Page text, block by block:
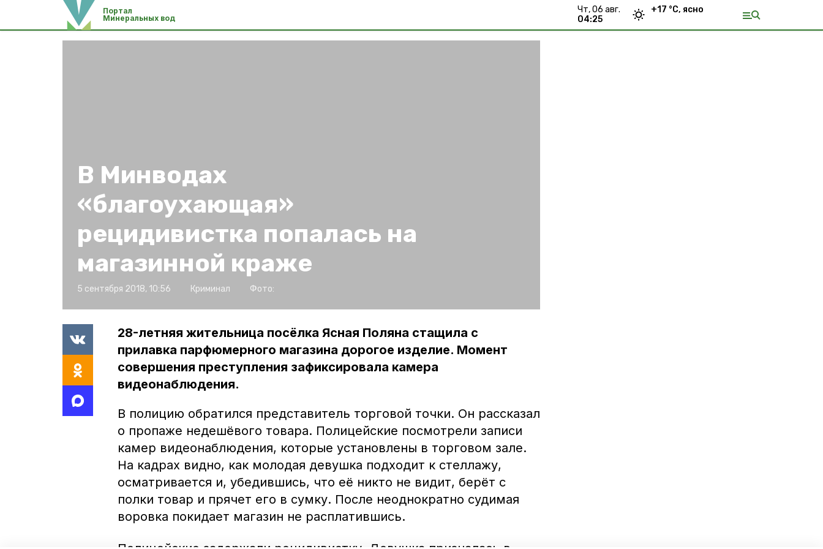
Портал
Минеральных вод
чт, 06 авг.
04:25
+17 °С, ясно
В Минводах
«благоухающая»
рецидивистка попалась на
магазинной краже
5 сентября 2018, 10:56 Криминал Фото:
28-летняя жительница посёлка Ясная Поляна стащила с
прилавка парфюмерного магазина дорогое изделие. Момент
совершения преступления зафиксировала камера
видеонаблюдения.
В полицию обратился представитель торговой точки. Он рассказал
о пропаже недешёвого товара. Полицейские посмотрели записи
камер видеонаблюдения, которые установлены в торговом зале.
На кадрах видно, как молодая девушка подходит к стеллажу,
осматривается и, убедившись, что её никто не видит, берёт с
полки товар и прячет его в сумку. После неоднократно судимая
воровка покидает магазин не расплатившись.